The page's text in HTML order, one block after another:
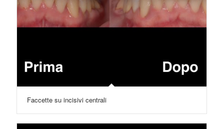
Faccette su incisivi centrali